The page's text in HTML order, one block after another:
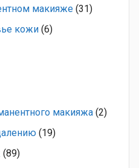
макияже (31)
кожи (6)
макияжа (2)
(19)
(89)